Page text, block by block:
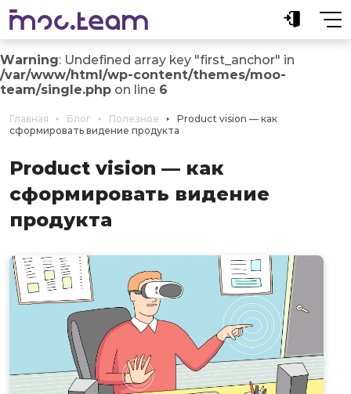
Warning: Undefined array key "first_anchor" in
/var/www/html/wp-content/themes/moo-
team/single.php on line 6
Главная Блог Полезное
Product vision — как
сформировать видение продукта
Product vision — как
сформировать видение
продукта